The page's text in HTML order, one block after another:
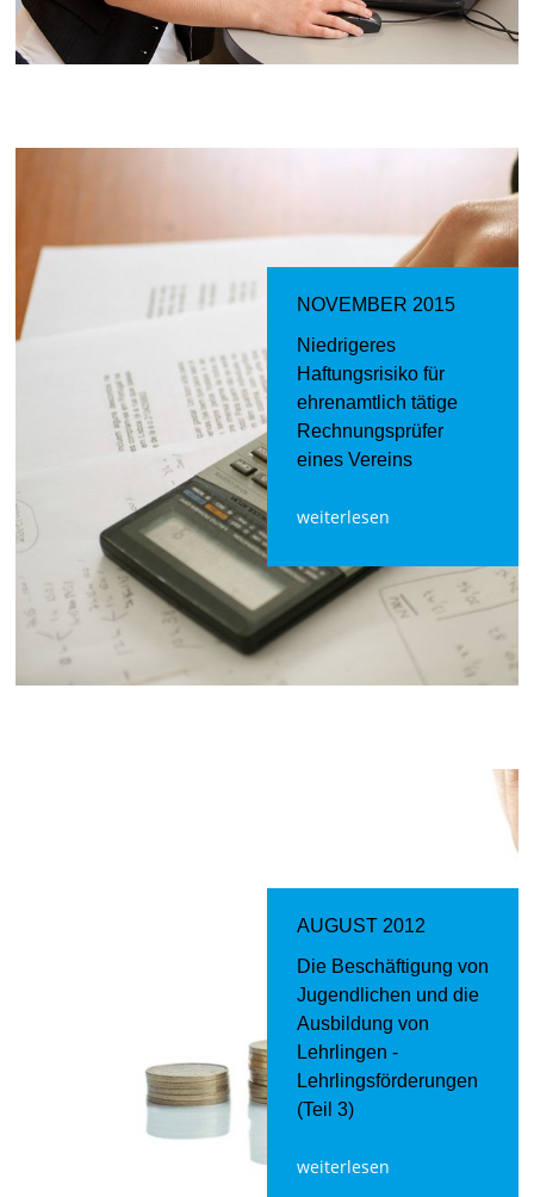
NOVEMBER 2015
Niedrigeres
Haftungsrisiko für
ehrenamtlich tätige
Rechnungsprüfer
eines Vereins
weiterlesen
AUGUST 2012
Die Beschäftigung von
Jugendlichen und die
Ausbildung von
Lehrlingen -
Lehrlingsförderungen
(Teil 3)
weiterlesen